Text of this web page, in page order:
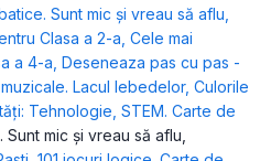
Sunt mic și vreau să aflu
Clasa a 2-a Cele mai
a 4-a Deseneaza pas cu pas -
Lacul lebedelor, Culorile
Tehnologie STEM. Carte de
Sunt mic și vreau să aflu